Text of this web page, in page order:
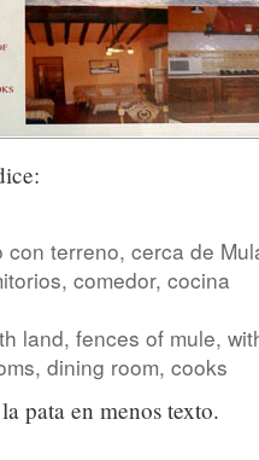
con terreno, cerca de
comedor, cocina
land, fences of mule,
dining room, cooks
pata en menos texto.